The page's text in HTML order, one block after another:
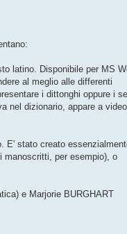
latino. Disponibile per MS
al meglio alle differenti
i dittonghi oppure i
nel dizionario, appare a video
E' stato creato
manoscritti, per esempio), o
e Marjorie BURGHART